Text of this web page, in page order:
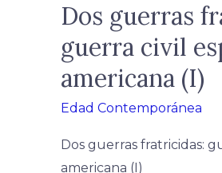
Dos guerras
guerra civil
americana (I)
Edad Contemporánea
Dos guerras fratricidas:
americana (I)